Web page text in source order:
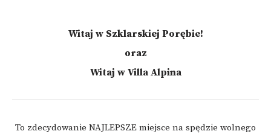
Witaj w Szklarskiej Porębie!
oraz
Witaj w Villa Alpina
To zdecydowanie NAJLEPSZE miejsce na spędzie wolnego